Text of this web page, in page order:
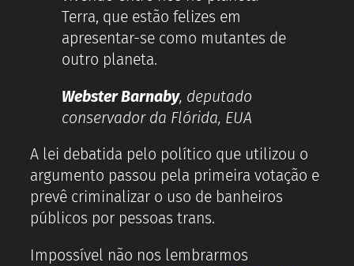
Terra, que estão felizes em
apresentar-se como mutantes de
outro planeta.
Webster Barnaby, deputado
conservador da Flórida, EUA
A lei debatida pelo político que utilizou o
argumento passou pela primeira votação e
prevê criminalizar o uso de banheiros
públicos por pessoas trans.
Impossível não nos lembrarmos